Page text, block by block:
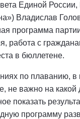
Единой России,
Владислав
программа
работа с
в бюллетене.
по плаванию, в
не важно на какой
показать
программу